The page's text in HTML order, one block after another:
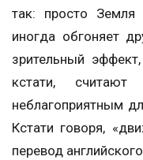
так: просто
иногда обгоняет
зрительный
кстати, считают
неблагоприятным
Кстати говоря,
перевод